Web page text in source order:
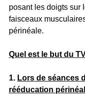
posant les doigts sur
faisceaux
périnéale.
Quel est le but du
1. Lors de séances
rééducation